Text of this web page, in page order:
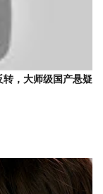
转，大师级国产悬疑